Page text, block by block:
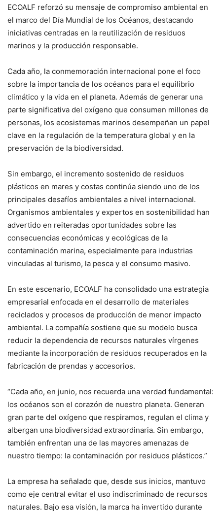
ECOALF reforzó su mensaje de compromiso ambiental en
el marco del Día Mundial de los Océanos, destacando
iniciativas centradas en la reutilización de residuos
marinos y la producción responsable.
Cada año, la conmemoración internacional pone el foco
sobre la importancia de los océanos para el equilibrio
climático y la vida en el planeta. Además de generar una
parte significativa del oxígeno que consumen millones de
personas, los ecosistemas marinos desempeñan un papel
clave en la regulación de la temperatura global y en la
preservación de la biodiversidad.
Sin embargo, el incremento sostenido de residuos
plásticos en mares y costas continúa siendo uno de los
principales desafíos ambientales a nivel internacional.
Organismos ambientales y expertos en sostenibilidad han
advertido en reiteradas oportunidades sobre las
consecuencias económicas y ecológicas de la
contaminación marina, especialmente para industrias
vinculadas al turismo, la pesca y el consumo masivo.
En este escenario, ECOALF ha consolidado una estrategia
empresarial enfocada en el desarrollo de materiales
reciclados y procesos de producción de menor impacto
ambiental. La compañía sostiene que su modelo busca
reducir la dependencia de recursos naturales vírgenes
mediante la incorporación de residuos recuperados en la
fabricación de prendas y accesorios.
“Cada año, en junio, nos recuerda una verdad fundamental:
los océanos son el corazón de nuestro planeta. Generan
gran parte del oxígeno que respiramos, regulan el clima y
albergan una biodiversidad extraordinaria. Sin embargo,
también enfrentan una de las mayores amenazas de
nuestro tiempo: la contaminación por residuos plásticos.”
La empresa ha señalado que, desde sus inicios, mantuvo
como eje central evitar el uso indiscriminado de recursos
naturales. Bajo esa visión, la marca ha invertido durante